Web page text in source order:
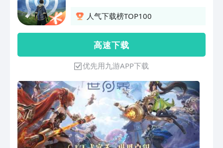
人气下载榜TOP100
高 速 下 载
优先用九游APP下载